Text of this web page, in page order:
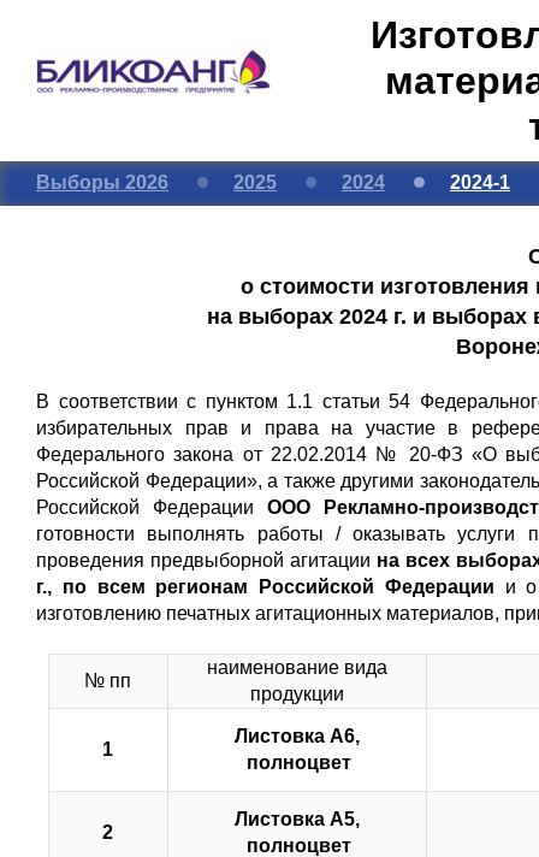
Выборы 2026 2025 2024 2024-1
о стоимости
на выборах 2024 г. и выборах
В соответствии с пунктом 1.1 статьи 54
избирательных прав и права на участие в
Федерального закона от 22.02.2014 № 20-ФЗ «О
Российской Федерации», а также другими
Российской Федерации ООО Рекламно-
готовности выполнять работы / оказывать
проведения предвыборной агитации на всех
г., по всем регионам Российской Федерации и о
изготовлению печатных агитационных материалов,
№ пп
наименование вида
продукции
1
Листовка А6,
полноцвет
2
Листовка А5,
полноцвет